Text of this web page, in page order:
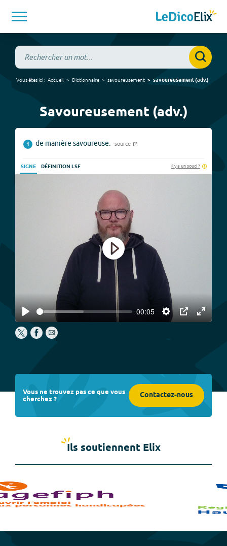
Vous êtes ici : Accueil Dictionnaire savoureusement savoureusement(adv.)
Savoureusement (adv.)
1 de manière savoureuse. source
SIGNE DÉFINITION LSF Il y a un souci ?
Play
00:05
Settings
PIP
Enter
Play
Vous ne trouvez pas ce que vous
cherchez ? Contactez-nous
Ils soutiennent Elix